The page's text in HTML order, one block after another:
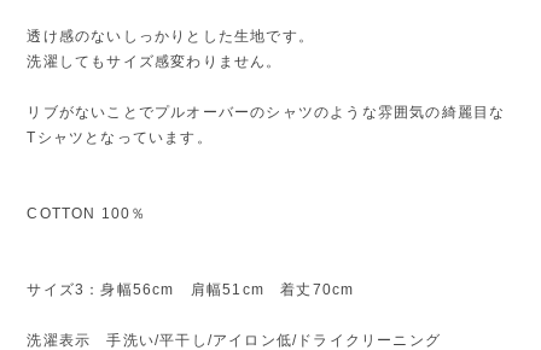
透け感のないしっかりとした生地です。
洗濯してもサイズ感変わりません。
リブがないことでプルオーバーのシャツのような雰囲気の綺麗目な
Tシャツとなっています。
COTTON 100％
サイズ3：身幅56cm 肩幅51cm 着丈70cm
洗濯表示 手洗い/平干し/アイロン低/ドライクリーニング